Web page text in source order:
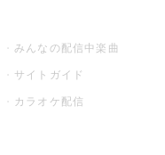
みんなの配信中楽曲
サイトガイド
カラオケ配信